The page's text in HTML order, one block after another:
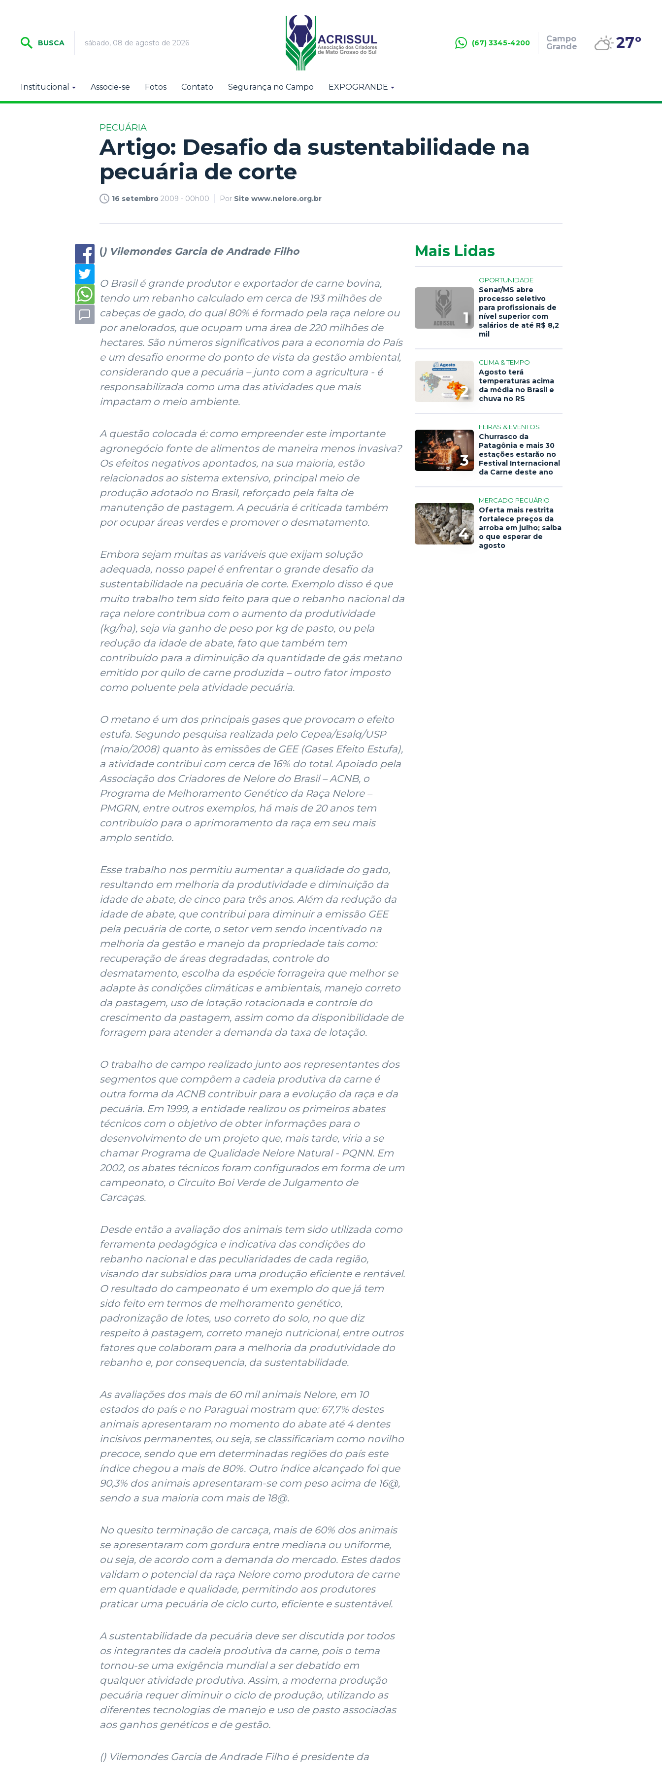
BUSCA sábado, 08 de agosto de 2026 (67) 3345-4200
Campo
Grande
27º
Institucional Associe-se Fotos Contato Segurança no Campo EXPOGRANDE
PECUÁRIA
Artigo: Desafio da sustentabilidade na
pecuária de corte
16 setembro 2009 - 00h00 Por Site www.nelore.org.br
() Vilemondes Garcia de Andrade Filho
O Brasil é grande produtor e exportador de carne bovina,
tendo um rebanho calculado em cerca de 193 milhões de
cabeças de gado, do qual 80% é formado pela raça nelore ou
por anelorados, que ocupam uma área de 220 milhões de
hectares. São números significativos para a economia do País
e um desafio enorme do ponto de vista da gestão ambiental,
considerando que a pecuária – junto com a agricultura - é
responsabilizada como uma das atividades que mais
impactam o meio ambiente.
A questão colocada é: como empreender este importante
agronegócio fonte de alimentos de maneira menos invasiva?
Os efeitos negativos apontados, na sua maioria, estão
relacionados ao sistema extensivo, principal meio de
produção adotado no Brasil, reforçado pela falta de
manutenção de pastagem. A pecuária é criticada também
por ocupar áreas verdes e promover o desmatamento.
Embora sejam muitas as variáveis que exijam solução
adequada, nosso papel é enfrentar o grande desafio da
sustentabilidade na pecuária de corte. Exemplo disso é que
muito trabalho tem sido feito para que o rebanho nacional da
raça nelore contribua com o aumento da produtividade
(kg/ha), seja via ganho de peso por kg de pasto, ou pela
redução da idade de abate, fato que também tem
contribuído para a diminuição da quantidade de gás metano
emitido por quilo de carne produzida – outro fator imposto
como poluente pela atividade pecuária.
O metano é um dos principais gases que provocam o efeito
estufa. Segundo pesquisa realizada pelo Cepea/Esalq/USP
(maio/2008) quanto às emissões de GEE (Gases Efeito Estufa),
a atividade contribui com cerca de 16% do total. Apoiado pela
Associação dos Criadores de Nelore do Brasil – ACNB, o
Programa de Melhoramento Genético da Raça Nelore –
PMGRN, entre outros exemplos, há mais de 20 anos tem
contribuído para o aprimoramento da raça em seu mais
amplo sentido.
Esse trabalho nos permitiu aumentar a qualidade do gado,
resultando em melhoria da produtividade e diminuição da
idade de abate, de cinco para três anos. Além da redução da
idade de abate, que contribui para diminuir a emissão GEE
pela pecuária de corte, o setor vem sendo incentivado na
melhoria da gestão e manejo da propriedade tais como:
recuperação de áreas degradadas, controle do
desmatamento, escolha da espécie forrageira que melhor se
adapte às condições climáticas e ambientais, manejo correto
da pastagem, uso de lotação rotacionada e controle do
crescimento da pastagem, assim como da disponibilidade de
forragem para atender a demanda da taxa de lotação.
O trabalho de campo realizado junto aos representantes dos
segmentos que compõem a cadeia produtiva da carne é
outra forma da ACNB contribuir para a evolução da raça e da
pecuária. Em 1999, a entidade realizou os primeiros abates
técnicos com o objetivo de obter informações para o
desenvolvimento de um projeto que, mais tarde, viria a se
chamar Programa de Qualidade Nelore Natural - PQNN. Em
2002, os abates técnicos foram configurados em forma de um
campeonato, o Circuito Boi Verde de Julgamento de
Carcaças.
Desde então a avaliação dos animais tem sido utilizada como
ferramenta pedagógica e indicativa das condições do
rebanho nacional e das peculiaridades de cada região,
visando dar subsídios para uma produção eficiente e rentável.
O resultado do campeonato é um exemplo do que já tem
sido feito em termos de melhoramento genético,
padronização de lotes, uso correto do solo, no que diz
respeito à pastagem, correto manejo nutricional, entre outros
fatores que colaboram para a melhoria da produtividade do
rebanho e, por consequencia, da sustentabilidade.
As avaliações dos mais de 60 mil animais Nelore, em 10
estados do país e no Paraguai mostram que: 67,7% destes
animais apresentaram no momento do abate até 4 dentes
incisivos permanentes, ou seja, se classificariam como novilho
precoce, sendo que em determinadas regiões do país este
índice chegou a mais de 80%. Outro índice alcançado foi que
90,3% dos animais apresentaram-se com peso acima de 16@,
sendo a sua maioria com mais de 18@.
No quesito terminação de carcaça, mais de 60% dos animais
se apresentaram com gordura entre mediana ou uniforme,
ou seja, de acordo com a demanda do mercado. Estes dados
validam o potencial da raça Nelore como produtora de carne
em quantidade e qualidade, permitindo aos produtores
praticar uma pecuária de ciclo curto, eficiente e sustentável.
A sustentabilidade da pecuária deve ser discutida por todos
os integrantes da cadeia produtiva da carne, pois o tema
tornou-se uma exigência mundial a ser debatido em
qualquer atividade produtiva. Assim, a moderna produção
pecuária requer diminuir o ciclo de produção, utilizando as
diferentes tecnologias de manejo e uso de pasto associadas
aos ganhos genéticos e de gestão.
() Vilemondes Garcia de Andrade Filho é presidente da
Mais Lidas
1
OPORTUNIDADE
Senar/MS abre
processo seletivo
para profissionais de
nível superior com
salários de até R$ 8,2
mil
2
CLIMA & TEMPO
Agosto terá
temperaturas acima
da média no Brasil e
chuva no RS
3
FEIRAS & EVENTOS
Churrasco da
Patagônia e mais 30
estações estarão no
Festival Internacional
da Carne deste ano
4
MERCADO PECUÁRIO
Oferta mais restrita
fortalece preços da
arroba em julho; saiba
o que esperar de
agosto